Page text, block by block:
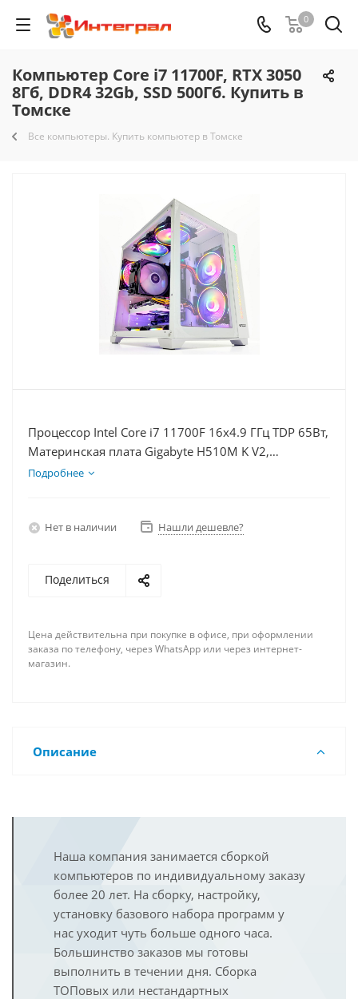
0
Компьютер Core i7 11700F, RTX 3050
8Гб, DDR4 32Gb, SSD 500Гб. Купить в
Томске
Все компьютеры. Купить компьютер в Томске
Процессор Intel Core i7 11700F 16x4.9 ГГц TDP 65Вт,
Материнская плата Gigabyte H510M K V2,
Видеокарта RTX 3050 8Гб, Память DDR4 32Gb,
Подробнее
Нет в наличии Нашли дешевле?
Поделиться
Цена действительна при покупке в офисе, при оформлении
заказа по телефону, через WhatsApp или через интернет-
магазин.
Описание
Наша компания занимается сборкой
компьютеров по индивидуальному заказу
более 20 лет. На сборку, настройку,
установку базового набора программ у
нас уходит чуть больше одного часа.
Большинство заказов мы готовы
выполнить в течении дня. Сборка
ТОПовых или нестандартных